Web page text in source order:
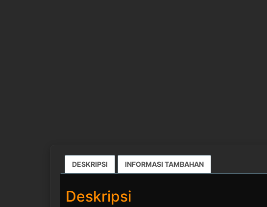
DESKRIPSI INFORMASI TAMBAHAN
Deskripsi